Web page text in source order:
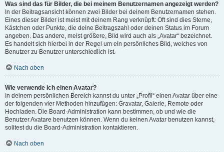
Was sind das für Bilder, die bei meinem Benutzernamen angezeigt werden?
In der Beitragsansicht können zwei Bilder bei deinem Benutzernamen stehen.
Eines dieser Bilder ist meist mit deinem Rang verknüpft: Oft sind dies Sterne,
Kästchen oder Punkte, die deine Beitragszahl oder deinen Status im Forum
angeben. Das andere, meist größere, Bild wird auch als „Avatar“ bezeichnet.
Es handelt sich hierbei in der Regel um ein persönliches Bild, welches von
Benutzer zu Benutzer unterschiedlich ist.
Nach oben
Wie verwende ich einen Avatar?
In deinem persönlichen Bereich kannst du unter „Profil“ einen Avatar über eine
der folgenden vier Methoden hinzufügen: Gravatar, Galerie, Remote oder
Hochladen. Die Board-Administration kann bestimmen, ob und wie die
Benutzer Avatare benutzen können. Wenn du keinen Avatar benutzen kannst,
solltest du die Board-Administration kontaktieren.
Nach oben